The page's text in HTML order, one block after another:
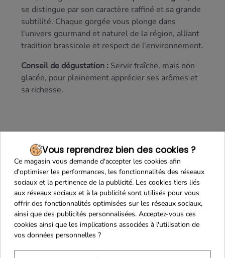
se distingue par son caractère raffiné et sa grande
subtilité. Chaque gorgée vous plonge dans
l'univers gourmand et naturel de la région, alliant
tradition brassicole et respect de l'environnement.
Conseil de dégustation : Servir fraîche, mais non
glacée, pour pleinement apprécier ses arômes et
sa richesse.
Maison Familiale Paiement Sécurisé
Vous reprendrez bien des cookies ?
Ce magasin vous demande d'accepter les cookies afin
d'optimiser les performances, les fonctionnalités des réseaux
sociaux et la pertinence de la publicité. Les cookies tiers liés
aux réseaux sociaux et à la publicité sont utilisés pour vous
offrir des fonctionnalités optimisées sur les réseaux sociaux,
ainsi que des publicités personnalisées. Acceptez-vous ces
cookies ainsi que les implications associées à l'utilisation de
vos données personnelles ?